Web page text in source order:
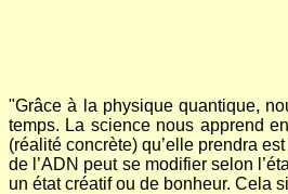
"Grâce à la physique quantique,
temps. La science nous apprend
(réalité concrète) qu’elle prendra
de l’ADN peut se modifier selon
un état créatif ou de bonheur. Cela